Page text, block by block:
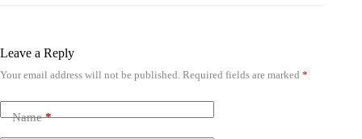
Leave a Reply
Your email address will not be published. Required fields are marked *
Name*